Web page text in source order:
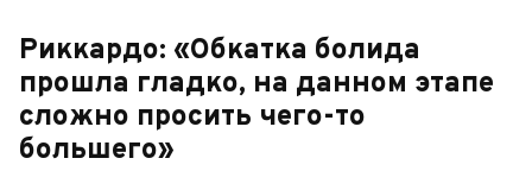
Риккардо: «Обкатка болида
прошла гладко, на данном этапе
сложно просить чего-то
большего»